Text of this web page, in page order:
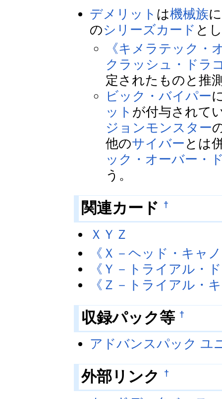
デメリット は機械族
のシリーズカード と
《キメラテック・
クラッシュ・ドラ
定されたものと推
ビック・バイパー
ット が付与されて
ジョンモンスター
他のサイバー とは
ック・オーバー・
う。
関連カード †
ＸＹＺ
《Ｘ－ヘッド・キャ
《Ｙ－トライアル・
《Ｚ－トライアル・
収録パック等 †
アドバンスパック ユ
外部リンク †